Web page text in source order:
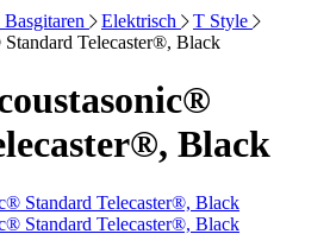
Elektrisch
T Style
Telecaster®, Black
Black